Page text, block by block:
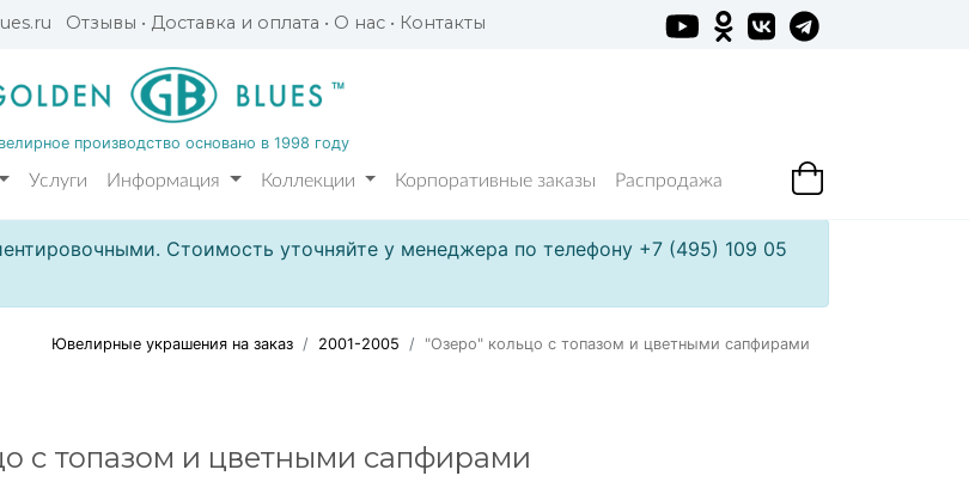
Отзывы • Доставка и оплата • О нас • Контакты
производство основано в 1998 году
Услуги Информация Коллекции Корпоративные заказы Распродажа
Стоимость уточняйте у менеджера по телефону +7 (495) 109 05
Ювелирные украшения на заказ 2001-2005 "Озеро" кольцо с топазом и цветными сапфирами
с топазом и цветными сапфирами